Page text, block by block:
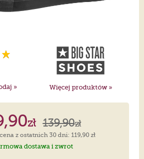
» Więcej produktów »
zł 139,90zł
z ostatnich 30 dni: 119,90 zł
dostawa i zwrot